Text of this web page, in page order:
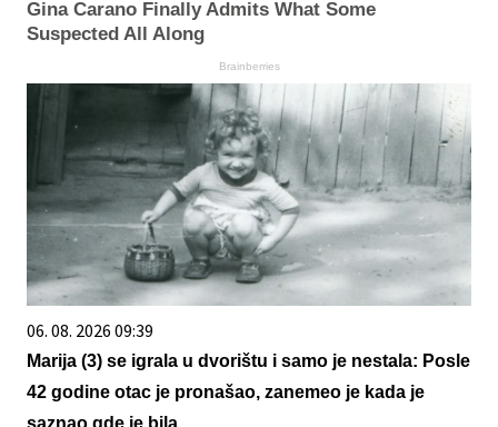
Gina Carano Finally Admits What Some
Suspected All Along
Brainberries
06. 08. 2026 09:39
Marija (3) se igrala u dvorištu i samo je nestala: Posle
42 godine otac je pronašao, zanemeo je kada je
saznao gde je bila